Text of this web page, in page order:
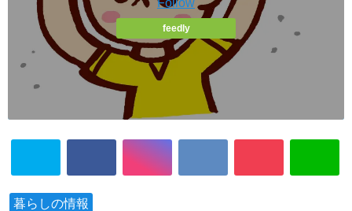
Follow
feedly
暮らしの情報